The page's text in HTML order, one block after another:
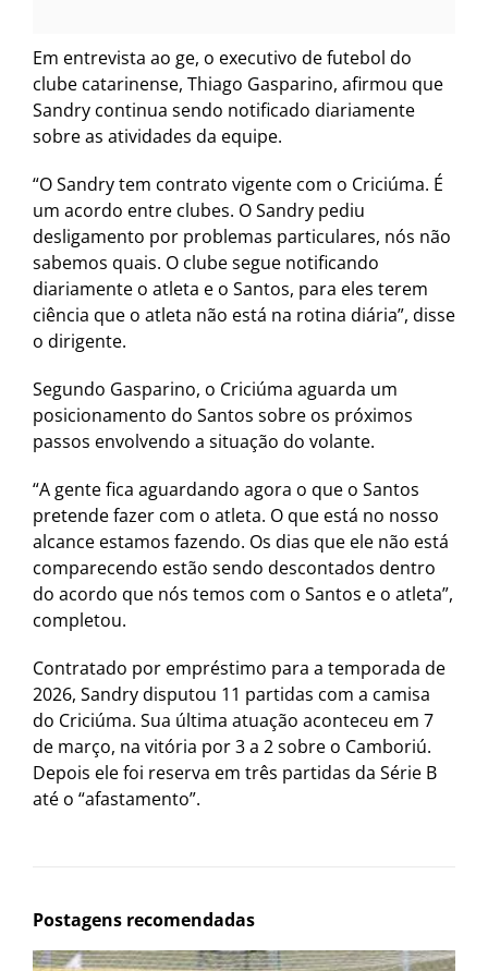
Em entrevista ao ge, o executivo de futebol do
clube catarinense, Thiago Gasparino, afirmou que
Sandry continua sendo notificado diariamente
sobre as atividades da equipe.
“O Sandry tem contrato vigente com o Criciúma. É
um acordo entre clubes. O Sandry pediu
desligamento por problemas particulares, nós não
sabemos quais. O clube segue notificando
diariamente o atleta e o Santos, para eles terem
ciência que o atleta não está na rotina diária”, disse
o dirigente.
Segundo Gasparino, o Criciúma aguarda um
posicionamento do Santos sobre os próximos
passos envolvendo a situação do volante.
“A gente fica aguardando agora o que o Santos
pretende fazer com o atleta. O que está no nosso
alcance estamos fazendo. Os dias que ele não está
comparecendo estão sendo descontados dentro
do acordo que nós temos com o Santos e o atleta”,
completou.
Contratado por empréstimo para a temporada de
2026, Sandry disputou 11 partidas com a camisa
do Criciúma. Sua última atuação aconteceu em 7
de março, na vitória por 3 a 2 sobre o Camboriú.
Depois ele foi reserva em três partidas da Série B
até o “afastamento”.
Postagens recomendadas